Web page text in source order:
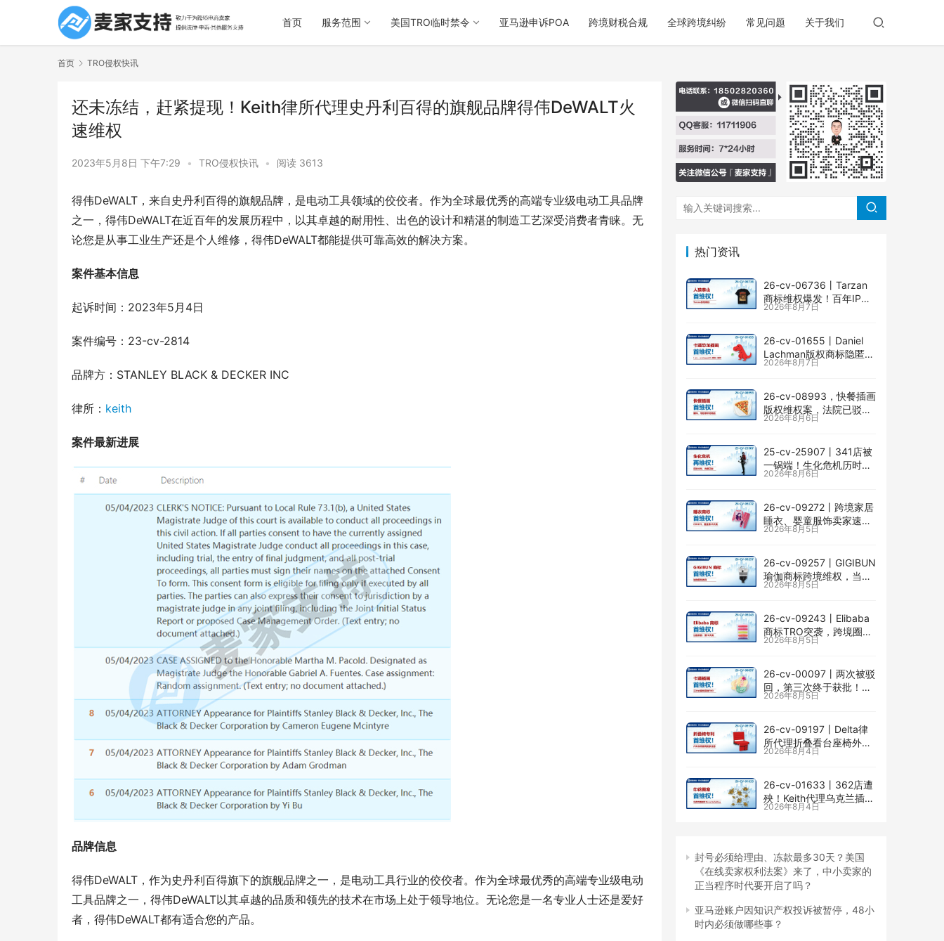
首页 服务范围 美国TRO临时禁令 亚马逊申诉POA 跨境财税合规 全球跨境纠纷 常见问题 关于我们
首页 TRO侵权快讯
还未冻结，赶紧提现！Keith律所代理史丹利百得的旗舰品牌得伟DeWALT火
速维权
2023年5月8日 下午7:29 • TRO侵权快讯 • 阅读 3613
得伟DeWALT，来自史丹利百得的旗舰品牌，是电动工具领域的佼佼者。作为全球最优秀的高端专业级电动工具品牌
之一，得伟DeWALT在近百年的发展历程中，以其卓越的耐用性、出色的设计和精湛的制造工艺深受消费者青睐。无
论您是从事工业生产还是个人维修，得伟DeWALT都能提供可靠高效的解决方案。
案件基本信息
起诉时间：2023年5月4日
案件编号：23-cv-2814
品牌方：STANLEY BLACK & DECKER INC
律所： keith
案件最新进展
品牌信息
得伟DeWALT，作为史丹利百得旗下的旗舰品牌之一，是电动工具行业的佼佼者。作为全球最优秀的高端专业级电动
工具品牌之一，得伟DeWALT以其卓越的品质和领先的技术在市场上处于领导地位。无论您是一名专业人士还是爱好
者，得伟DeWALT都有适合您的产品。
热门资讯
26-cv-06736㇑Tarzan
商标维权爆发！百年IP下
场TRO横扫多个类目
2026年8月7日
26-cv-01655㇑Daniel
Lachman版权商标隐匿维
权，I am… unstoppable
2026年8月7日
26-cv-08993，快餐插画
版权维权案，法院已驳回
批量合并，剩余商家不要
2026年8月6日
25-cv-25907㇑341店被
一锅端！生化危机历时半
年TRO传票已发，8月24
2026年8月6日
26-cv-09272㇑跨境家居
睡衣、婴童服饰卖家速自
查CENLYE商标滥用情况
2026年8月5日
26-cv-09257㇑GIGIBUN
瑜伽商标跨境维权，当心
TRO冻结风险
2026年8月5日
26-cv-09243㇑Elibaba
商标TRO突袭，跨境圈内
卷持续升级
2026年8月5日
26-cv-00097㇑两次被驳
回，第三次终于获批！几
乎被遗忘的Senay
全面来袭
2026年8月5日
26-cv-09197㇑Delta律
所代理折叠看台座椅外观
专利维权，11个亚马逊卖
2026年8月4日
26-cv-01633㇑362店遭
殃！Keith代理乌克兰插画
师Elvira Safiullina四款版
2026年8月4日
封号必须给理由、冻款最多30天？美国
《在线卖家权利法案》来了，中小卖家的
正当程序时代要开启了吗？
亚马逊账户因知识产权投诉被暂停，48小
时内必须做哪些事？